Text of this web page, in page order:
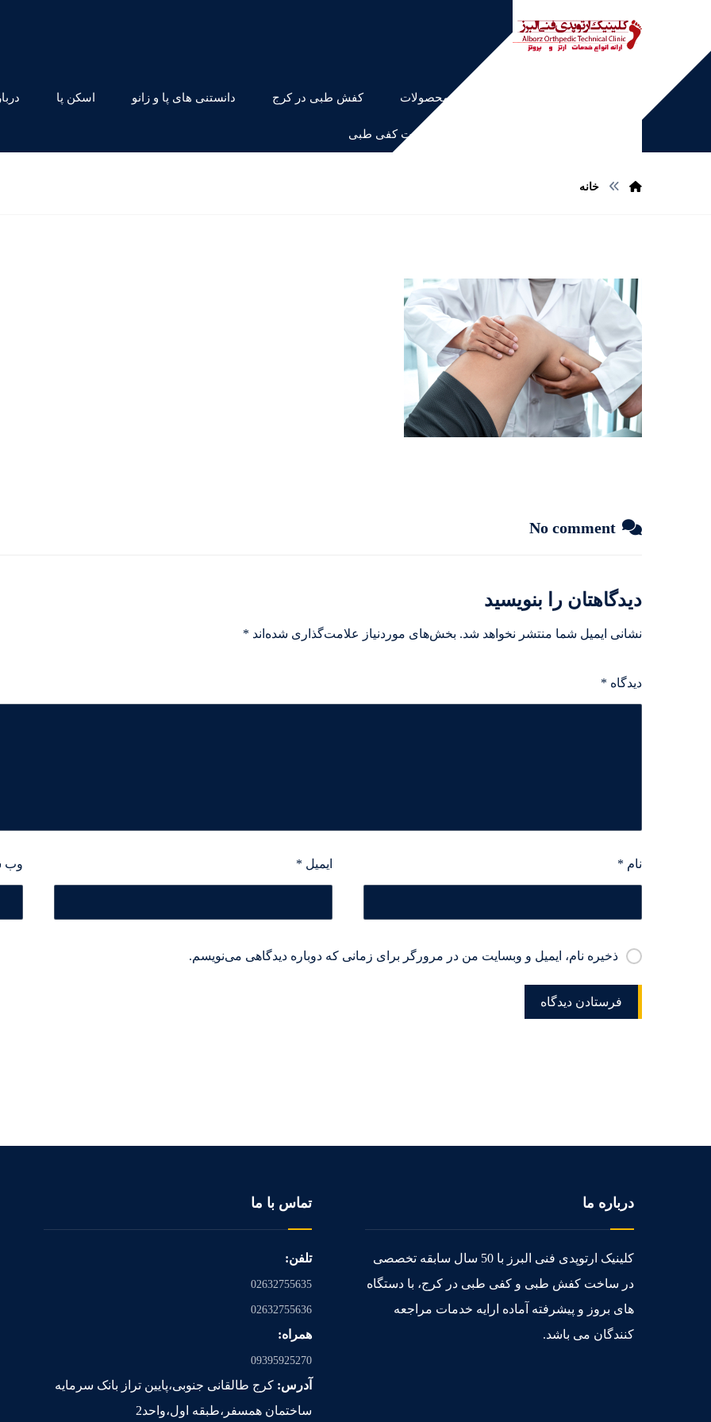
محصولات کفش طبی در کرج دانستنی های پا و زانو اسکن پا
اسکن کف پا و ساخت کفی طبی
خانه
No comment
دیدگاهتان را بنویسید
نشانی ایمیل شما منتشر نخواهد شد. بخش‌های موردنیاز علامت‌گذاری شده‌اند *
دیدگاه *
نام * ایمیل * وب‌
ذخیره نام، ایمیل و وبسایت من در مرورگر برای زمانی که دوباره دیدگاهی می‌نویسم.
درباره ما
کلینیک ارتوپدی فنی البرز با 50 سال سابقه تخصصی
در ساخت کفش طبی و کفی طبی در کرج، با دستگاه
های بروز و پیشرفته آماده ارایه خدمات مراجعه
کنندگان می باشد.
تماس با ما
تلفن:
02632755635
02632755636
همراه:
09395925270
آدرس: کرج طالقانی جنوبی،پایین تراز بانک سرمایه
ساختمان همسفر،طبقه اول،واحد2